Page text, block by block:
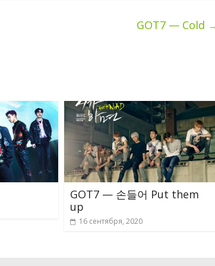
GOT7 — Cold
GOT7 — 손들어 Put them
up
16 сентября, 2020